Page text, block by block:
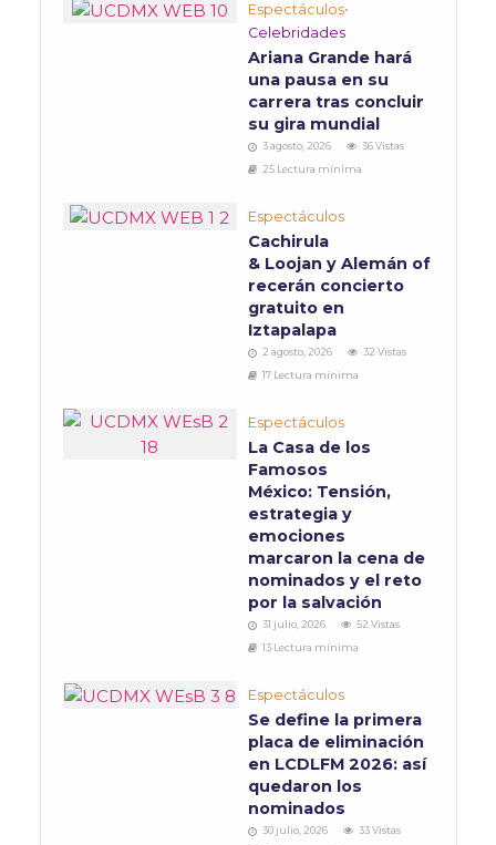
Espectáculos•
Celebridades
Ariana Grande hará
una pausa en su
carrera tras concluir
su gira mundial
3 agosto, 2026
36 Vistas
25 Lectura mínima
Espectáculos
Cachirula
& Loojan y Alemán of
recerán concierto
gratuito en
Iztapalapa
2 agosto, 2026
32 Vistas
17 Lectura mínima
Espectáculos
La Casa de los
Famosos
México: Tensión,
estrategia y
emociones
marcaron la cena de
nominados y el reto
por la salvación
31 julio, 2026
52 Vistas
13 Lectura mínima
Espectáculos
Se define la primera
placa de eliminación
en LCDLFM 2026: así
quedaron los
nominados
30 julio, 2026
33 Vistas